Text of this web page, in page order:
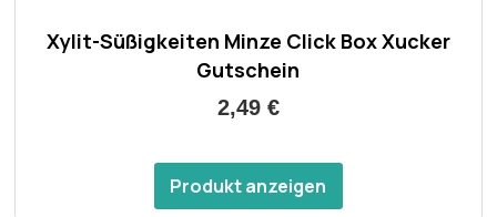
Xylit-Süßigkeiten Minze Click Box Xucker
Gutschein
2,49 €
Produkt anzeigen